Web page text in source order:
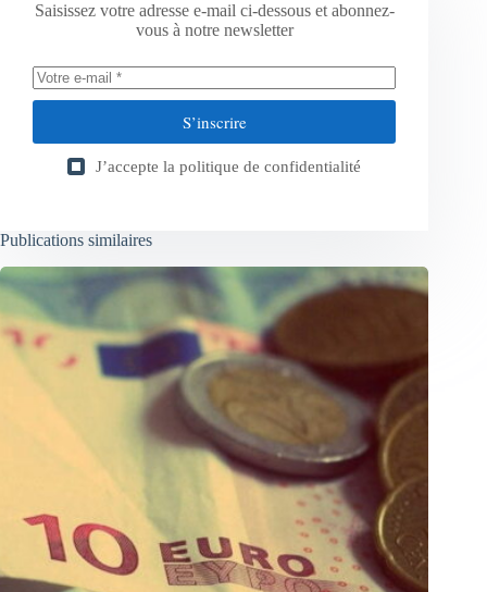
Saisissez votre adresse e-mail ci-dessous et abonnez-
vous à notre newsletter
S’inscrire
J’accepte la politique de confidentialité
Publications similaires